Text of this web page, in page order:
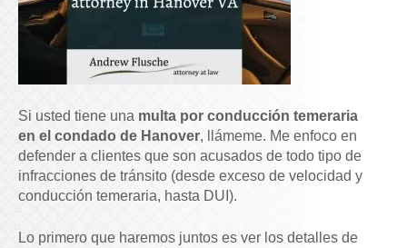
Si usted tiene una multa por conducción temeraria
en el condado de Hanover, llámeme. Me enfoco en
defender a clientes que son acusados de todo tipo de
infracciones de tránsito (desde exceso de velocidad y
conducción temeraria, hasta DUI).
Lo primero que haremos juntos es ver los detalles de